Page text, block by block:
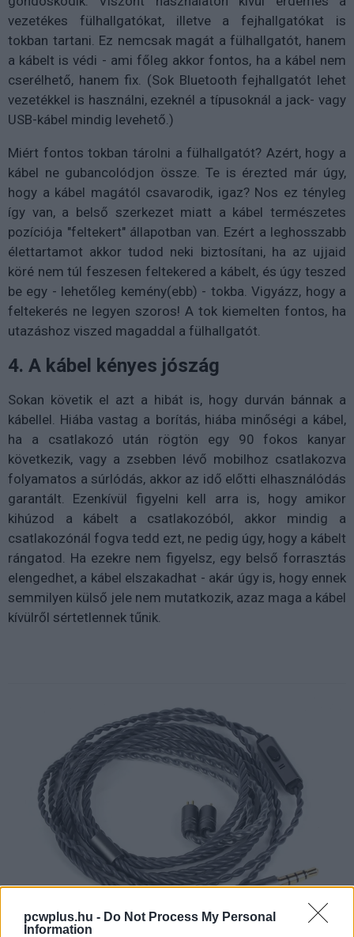
pcwplus.hu - Do Not Process My Personal
Information
vezetékes fülhallgatókat, illetve a fejhallgatókat is
tokban tartani. Ez nemcsak magát a fülhallgatót, hanem
a kábelt is védi - ami főleg akkor fontos, ha a kábel nem
cserélhető, hanem fix. (Sok Bluetooth fejhallgatót lehet
vezetékkel is használni, ezeknél a típusoknál a jack- vagy
USB-kábel mindig levehető.)
Miért fontos tokban tárolni a fülhallgatót? Azért, hogy a
kábel ne gubancolódjon össze. Te is érezted már úgy,
hogy a kábel magától csavarodik, igaz? Nos ez tényleg
így van, a belső szerkezet miatt a kábel természetes
pozíciója "feltekert" állapotban van. Ezért a leghosszabb
élettartamot akkor tudod neki biztosítani, ha az ujjaid
köré nem túl feszesen feltekered a kábelt, és úgy teszed
be egy - lehetőleg kemény(ebb) - tokba. Vigyázz, hogy a
feltekerés ne legyen szoros! A tok kiemelten fontos, ha
utazáshoz viszed magaddal a fülhallgatót.
4. A kábel kényes jószág
Sokan követik el azt a hibát is, hogy durván bánnak a
kábellel. Hiába vastag a borítás, hiába minőségi a kábel,
ha a csatlakozó után rögtön egy 90 fokos kanyar
következik, vagy a zsebben lévő mobilhoz csatlakozva
folyamatos a súrlódás, akkor az idő előtti elhasználódás
garantált. Ezenkívül figyelni kell arra is, hogy amikor
kihúzod a kábelt a csatlakozóból, akkor mindig a
csatlakozónál fogva tedd ezt, ne pedig úgy, hogy a kábelt
rángatod. Ha ezekre nem figyelsz, egy belső forrasztás
elengedhet, a kábel elszakadhat - akár úgy is, hogy ennek
semmilyen külső jele nem mutatkozik, azaz maga a kábel
kívülről sértetlennek tűnik.